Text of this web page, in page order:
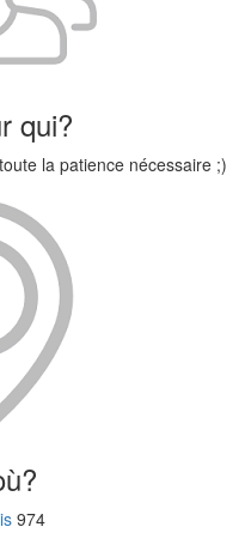
qui?
la patience nécessaire ;)
974